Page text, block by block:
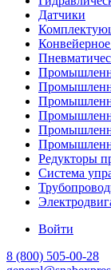
Датчики
Редукторы
Система
Войти
8 (800) 505-00-28